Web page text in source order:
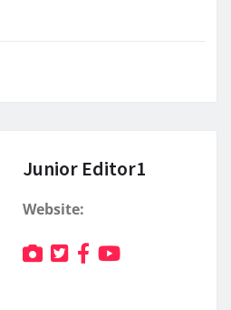
Junior Editor1
Website: